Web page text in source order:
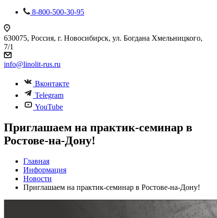
8-800-500-30-95
630075, Россия, г. Новосибирск, ул. Богдана Хмельницкого,
7/1
info@linolit-rus.ru
Вконтакте
Telegram
YouTube
Приглашаем на практик-семинар в
Ростове-на-Дону!
Главная
Информация
Новости
Приглашаем на практик-семинар в Ростове-на-Дону!